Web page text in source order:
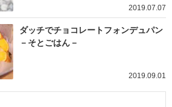
2019.07.07
ダッチでチョコレートフォンデュパン
－そとごはん－
2019.09.01